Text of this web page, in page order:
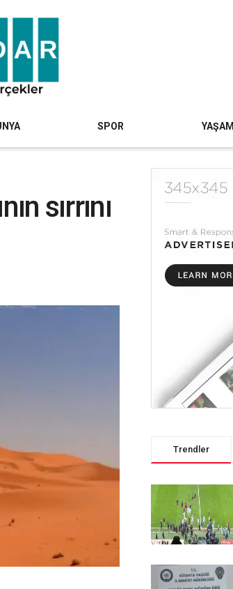
SPOR YAŞAM
sırrını
Trendler